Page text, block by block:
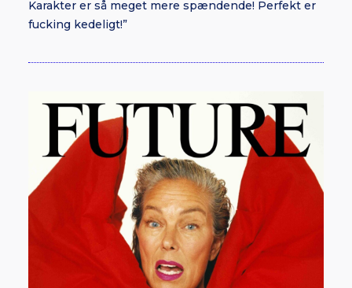
Karakter er så meget mere spændende! Perfekt er
fucking kedeligt!”